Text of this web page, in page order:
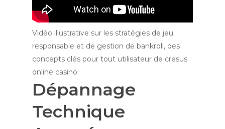
Vidéo illustrative sur les stratégies de jeu
responsable et de gestion de bankroll, des
concepts clés pour tout utilisateur de cresus
online casino.
Dépannage
Technique